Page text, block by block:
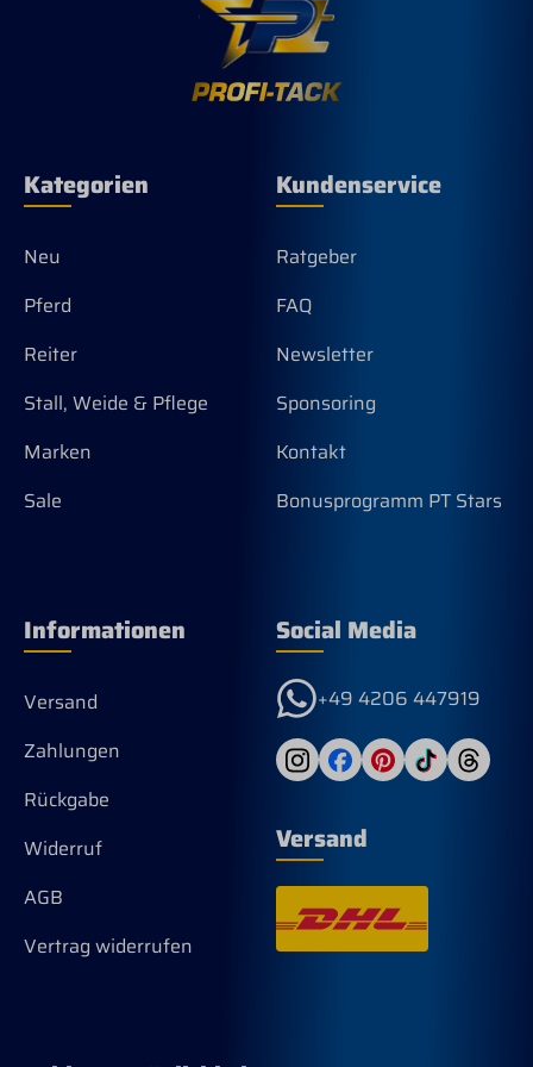
Kategorien
Neu
Pferd
Reiter
Stall, Weide & Pflege
Marken
Sale
Kundenservice
Ratgeber
FAQ
Newsletter
Sponsoring
Kontakt
Bonusprogramm PT Stars
Informationen
Versand
Zahlungen
Rückgabe
Widerruf
AGB
Vertrag widerrufen
Social Media
+49 4206 447919
Versand